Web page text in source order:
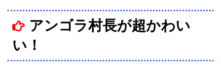
アンゴラ村長が超かわい
い！